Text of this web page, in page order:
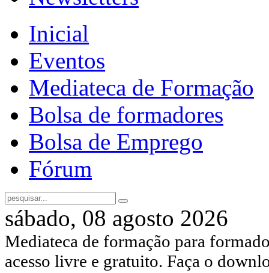
Inicial
Eventos
Mediateca de Formação
Bolsa de formadores
Bolsa de Emprego
Fórum
sábado, 08 agosto 2026
Mediateca de formação para
acesso livre e gratuito. Faça o